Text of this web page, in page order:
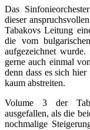
Das
dieser
Tabakovs Leitung
die vom
aufgezeichnet
gerne auch einmal
denn dass es sich
kaum abstreiten.
Volume 3 der
ausgefallen, als die
nochmalige